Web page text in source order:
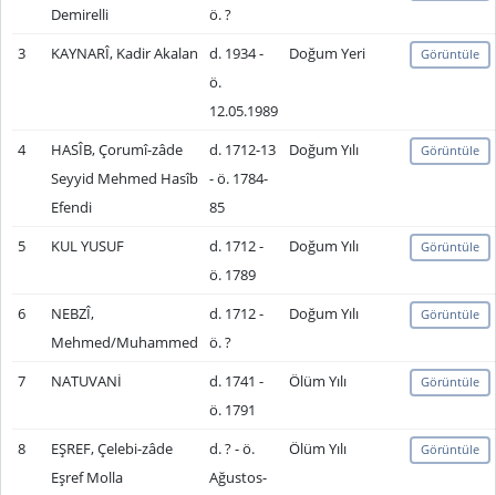
Demirelli
ö. ?
3 KAYNARÎ, Kadir Akalan
d. 1934 -
ö.
12.05.1989
Doğum Yeri Görüntüle
4
HASÎB, Çorumî-zâde
Seyyid Mehmed Hasîb
Efendi
d. 1712-13
- ö. 1784-
85
Doğum Yılı Görüntüle
5 KUL YUSUF
d. 1712 -
ö. 1789
Doğum Yılı Görüntüle
6
NEBZÎ,
Mehmed/Muhammed
d. 1712 -
ö. ?
Doğum Yılı Görüntüle
7 NATUVANİ
d. 1741 -
ö. 1791
Ölüm Yılı Görüntüle
8
EŞREF, Çelebi-zâde
Eşref Molla
d. ? - ö.
Ağustos-
Ölüm Yılı Görüntüle